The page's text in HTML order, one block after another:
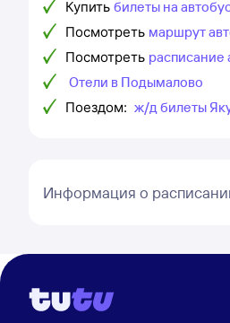
Купить билеты на
Посмотреть маршрут
Посмотреть расписание
Отели в Подымалово
Поездом: ж/д билеты
Информация о